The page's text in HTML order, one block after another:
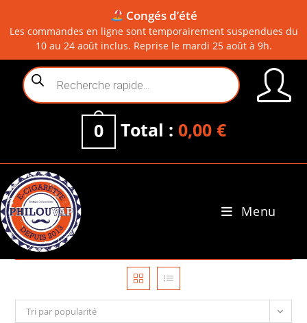
Congés d’été
Les commandes en ligne sont temporairement suspendues du
10 au 24 août inclus. Reprise le mardi 25 août à 9h.
content
Recherche
de
0 Total : 0,00 €
Menu
Tri par popularité